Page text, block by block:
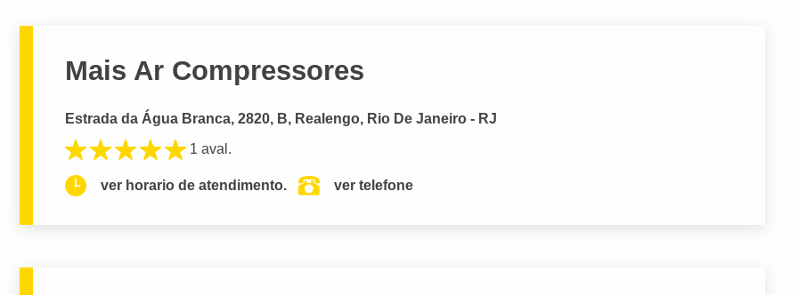
Mais Ar Compressores
Estrada da Água Branca, 2820, B, Realengo, Rio De Janeiro - RJ
1 aval.
ver horario de atendimento. ver telefone